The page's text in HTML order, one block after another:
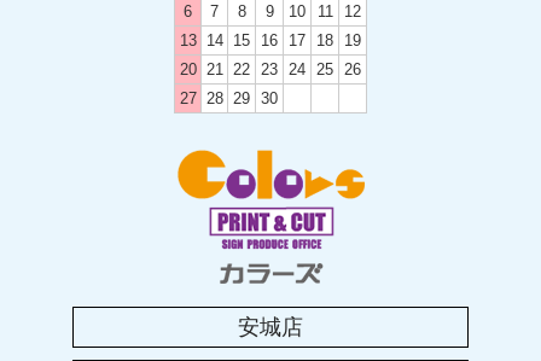
2023-2024 年末年始のお休み
カラーズ西尾店移転のお知らせ
2023年 お盆休みのお知らせ
2023.04.25
6
7 8 9 10 11
12
13
14 15 16 17 18
19
20
21 22 23 24 25
26
27
28 29 30
安城店